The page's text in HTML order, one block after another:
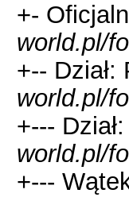
+-
world.pl/
+-- Dział:
world.pl/
+---
world.pl/
+---